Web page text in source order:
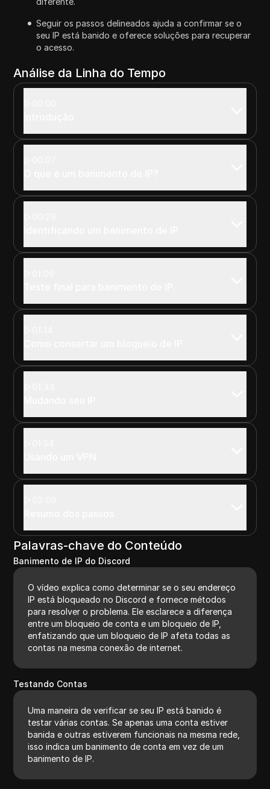
Seguir os passos delineados ajuda a confirmar se o
seu IP está banido e oferece soluções para recuperar
o acesso.
Análise da Linha do Tempo
Palavras-chave do Conteúdo
Banimento de IP do Discord
O vídeo explica como determinar se o seu endereço
IP está bloqueado no Discord e fornece métodos
para resolver o problema. Ele esclarece a diferença
entre um bloqueio de conta e um bloqueio de IP,
enfatizando que um bloqueio de IP afeta todas as
contas na mesma conexão de internet.
Testando Contas
Uma maneira de verificar se seu IP está banido é
testar várias contas. Se apenas uma conta estiver
banida e outras estiverem funcionais na mesma rede,
isso indica um banimento de conta em vez de um
banimento de IP.